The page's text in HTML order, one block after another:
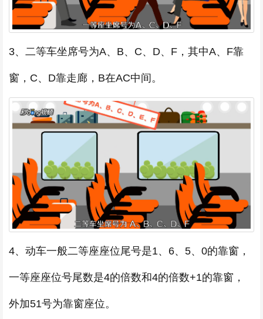
3、二等车坐席号为A、B、C、D、F，其中A、F靠
窗，C、D靠走廊，B在AC中间。
4、动车一般二等座座位尾号是1、6、5、0的靠窗，
一等座座位号尾数是4的倍数和4的倍数+1的靠窗，
外加51号为靠窗座位。